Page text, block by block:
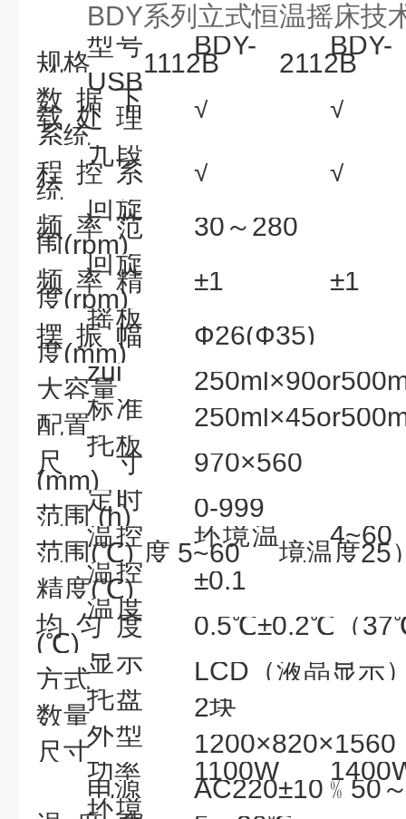
BDY系列立式恒温摇床技
型号
规格
BDY-
1112B
BDY-
2112B
USB
数据下
载处理
系统
√
√
九段
程控系
统
√
√
回旋
频率范
围(rpm)
30～280
回旋
频率精
度(rpm)
±1
±1
摇板
摆振幅
度(mm)
Ф26(Ф35)
zui
大容量
标准
配置
托板
尺寸
(mm)
970×560
定时
范围 (h)
0-999
温控
范围(℃)
环境温
度 5~60
4~60
境温度25
温控
精度(℃)
±0.1
温度
均匀度
(℃)
0.5℃±0.2℃（
显示
方式
LCD（液晶显示
托盘
数量
2块
外型
尺寸
1200×820×1560
功率
1100W
电源 AC220±10﹪50
环境